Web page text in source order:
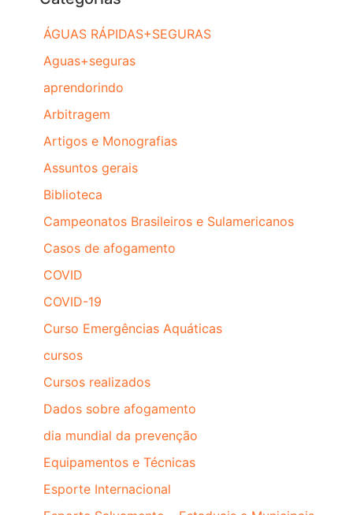
ÁGUAS RÁPIDAS+SEGURAS
Aguas+seguras
aprendorindo
Arbitragem
Artigos e Monografias
Assuntos gerais
Biblioteca
Campeonatos Brasileiros e Sulamericanos
Casos de afogamento
COVID
COVID-19
Curso Emergências Aquáticas
cursos
Cursos realizados
Dados sobre afogamento
dia mundial da prevenção
Equipamentos e Técnicas
Esporte Internacional